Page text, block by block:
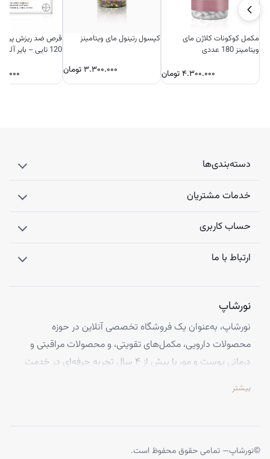
مکمل کوکونات کلاژن مای
ویتامینز 180 عددی
۴.۳۰۰.۰۰۰ تومان
کپسول رتینول مای ویتامینز
۳.۳۰۰.۰۰۰تومان
قرص ضد ریزش
120 تایی – بایر آلمان
دسته‌بندی‌ها
خدمات مشتریان
حساب کاربری
ارتباط با ما
نورشاپ
نورشاپ، به‌عنوان یک فروشگاه تخصصی آنلاین در حوزه
محصولات دارویی، مکمل‌های تقویتی، و محصولات مراقبتی و
درمانی پوست و مو، با بیش از ۴ سال تجربه حرفه‌ای در خدمت
برندهای اروپایی تهیه کرده و اصالت کالاها را با ضمانت کامل
برتر جهانی برخوردارند، تا بتوانید با اطمینان کامل، تجربه‌ای
بیشتر
©نورشاپ— تمامی حقوق محفوظ است.